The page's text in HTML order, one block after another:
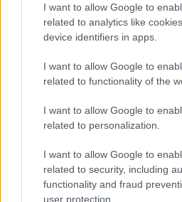
I want to allow Google to
related to analytics like
device identifiers in apps.
I want to allow Google to
related to functionality of the
I want to allow Google to
related to personalization.
I want to allow Google to
related to security, including
functionality and fraud
user protection.
Την ίδια στιγμή ο
ανέφερε σε δηλώσεις
είχε ελεγχθεί, ήταν υγιές,
ισχυρών ανέμων».
Η ανακοίνωση του
την πτώση τριών
μάλιστα τοντραυματισμό
ζημιές σ' ένα όχημα. Όπως